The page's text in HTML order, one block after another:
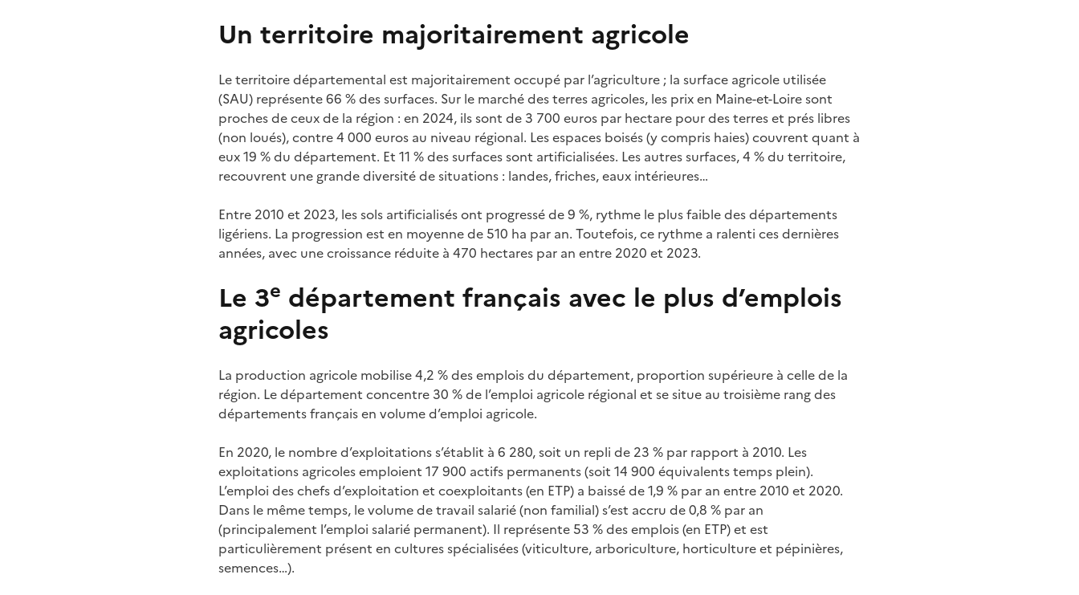
Un territoire majoritairement agricole
Le territoire départemental est majoritairement occupé par l’agriculture ; la surface agricole utilisée
(SAU) représente 66 % des surfaces. Sur le marché des terres agricoles, les prix en Maine-et-Loire sont
proches de ceux de la région : en 2024, ils sont de 3 700 euros par hectare pour des terres et prés libres
(non loués), contre 4 000 euros au niveau régional. Les espaces boisés (y compris haies) couvrent quant à
eux 19 % du département. Et 11 % des surfaces sont artificialisées. Les autres surfaces, 4 % du territoire,
recouvrent une grande diversité de situations : landes, friches, eaux intérieures…
Entre 2010 et 2023, les sols artificialisés ont progressé de 9 %, rythme le plus faible des départements
ligériens. La progression est en moyenne de 510 ha par an. Toutefois, ce rythme a ralenti ces dernières
années, avec une croissance réduite à 470 hectares par an entre 2020 et 2023.
Le 3e département français avec le plus d’emplois
agricoles
La production agricole mobilise 4,2 % des emplois du département, proportion supérieure à celle de la
région. Le département concentre 30 % de l’emploi agricole régional et se situe au troisième rang des
départements français en volume d’emploi agricole.
En 2020, le nombre d’exploitations s’établit à 6 280, soit un repli de 23 % par rapport à 2010. Les
exploitations agricoles emploient 17 900 actifs permanents (soit 14 900 équivalents temps plein).
L’emploi des chefs d’exploitation et coexploitants (en ETP) a baissé de 1,9 % par an entre 2010 et 2020.
Dans le même temps, le volume de travail salarié (non familial) s’est accru de 0,8 % par an
(principalement l’emploi salarié permanent). Il représente 53 % des emplois (en ETP) et est
particulièrement présent en cultures spécialisées (viticulture, arboriculture, horticulture et pépinières,
semences…).